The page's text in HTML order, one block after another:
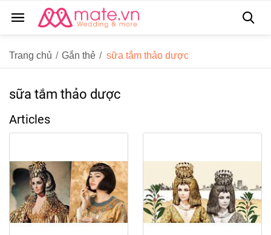
Trang chủ / Gắn thẻ / sữa tắm thảo dược
sữa tắm thảo dược
Articles